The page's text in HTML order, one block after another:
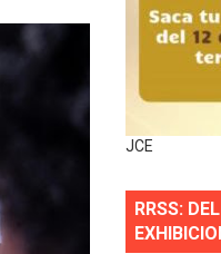
Domínguez
su hogar tras incendio
de Fiduciaria
JCE
RRSS: